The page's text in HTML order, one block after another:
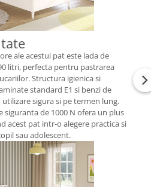
ale acestui pat este lada de
litri, perfecta pentru pastrarea
Structura igienica si
standard E1 si benzi de
sigura si pe termen lung.
siguranta de 1000 N ofera un plus
acest pat intr-o alegere practica si
sau adolescent.